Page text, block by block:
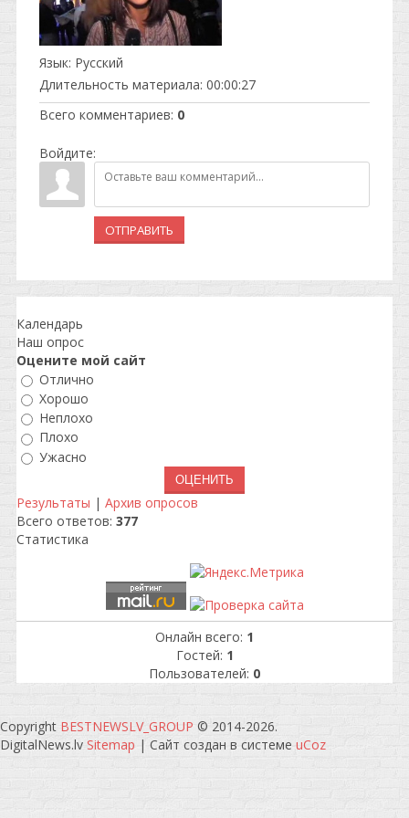
Язык: Русский
Длительность материала: 00:00:27
Всего комментариев: 0
Войдите:
ОТПРАВИТЬ
Календарь
Наш опрос
Оцените мой сайт
Отлично
Хорошо
Неплохо
Плохо
Ужасно
Результаты | Архив опросов
Всего ответов: 377
Статистика
Онлайн всего: 1
Гостей: 1
Пользователей: 0
Copyright BESTNEWSLV_GROUP © 2014-2026.
DigitalNews.lv Sitemap | Сайт создан в системе uCoz